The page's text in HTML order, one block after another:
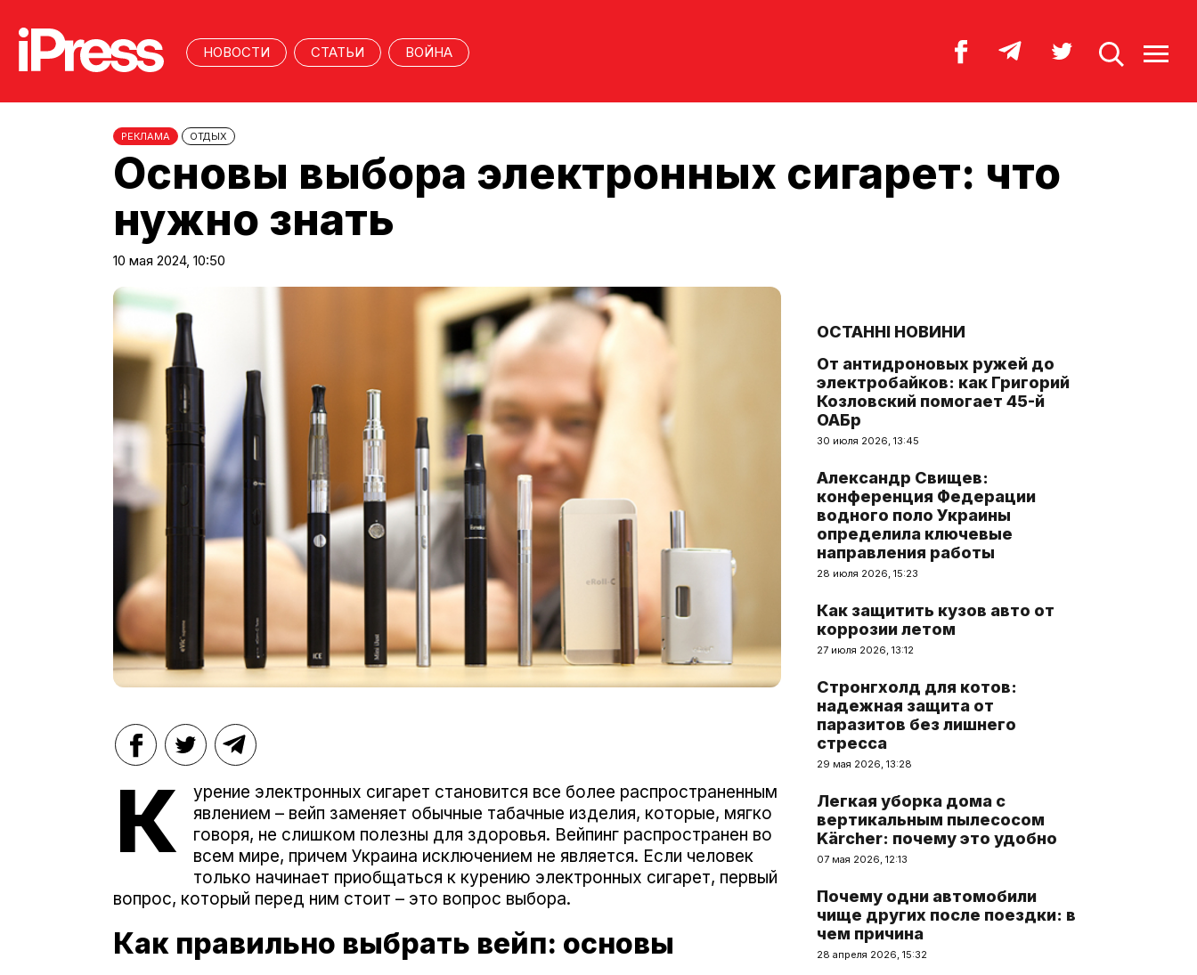
НОВОСТИ СТАТЬИ ВОЙНА
РЕКЛАМА ОТДЫХ
Основы выбора электронных сигарет: что
нужно знать
10 мая 2024, 10:50
К
урение электронных сигарет становится все более распространенным
явлением – вейп заменяет обычные табачные изделия, которые, мягко
говоря, не слишком полезны для здоровья. Вейпинг распространен во
всем мире, причем Украина исключением не является. Если человек
только начинает приобщаться к курению электронных сигарет, первый
вопрос, который перед ним стоит – это вопрос выбора.
Как правильно выбрать вейп: основы
ОСТАННІ НОВИНИ
От антидроновых ружей до
электробайков: как Григорий
Козловский помогает 45-й
ОАБр
30 июля 2026, 13:45
Александр Свищев:
конференция Федерации
водного поло Украины
определила ключевые
направления работы
28 июля 2026, 15:23
Как защитить кузов авто от
коррозии летом
27 июля 2026, 13:12
Стронгхолд для котов:
надежная защита от
паразитов без лишнего
стресса
29 мая 2026, 13:28
Легкая уборка дома с
вертикальным пылесосом
Kärcher: почему это удобно
07 мая 2026, 12:13
Почему одни автомобили
чище других после поездки: в
чем причина
28 апреля 2026, 15:32